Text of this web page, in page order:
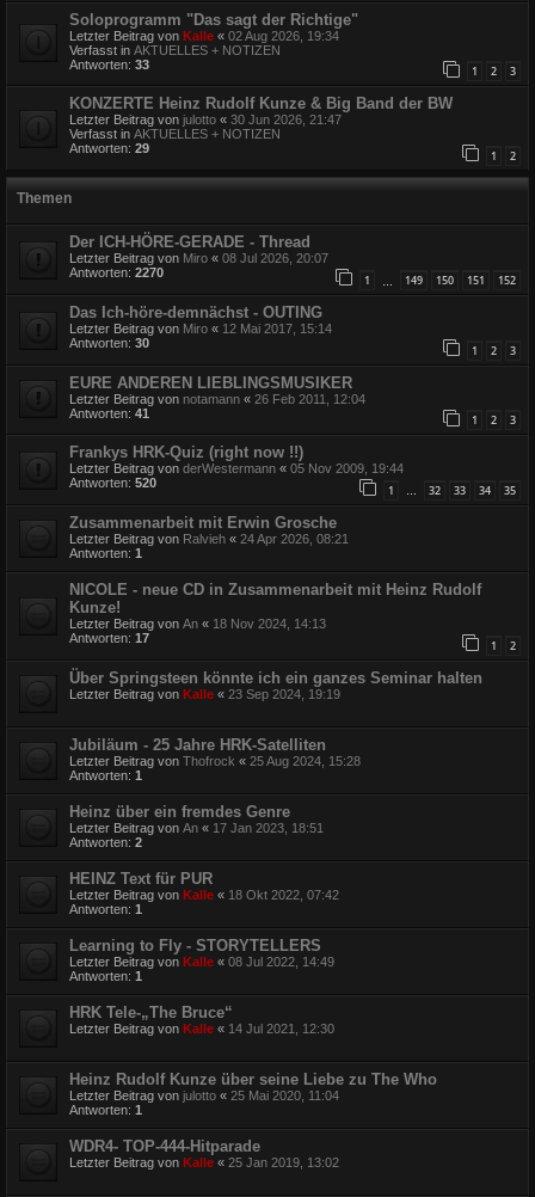
Soloprogramm "Das sagt der Richtige"
Letzter Beitrag von Kalle « 02 Aug 2026, 19:34
Verfasst in AKTUELLES + NOTIZEN
Antworten: 33 1 2 3
KONZERTE Heinz Rudolf Kunze & Big Band der BW
Letzter Beitrag von julotto « 30 Jun 2026, 21:47
Verfasst in AKTUELLES + NOTIZEN
Antworten: 29 1 2
Themen
Der ICH-HÖRE-GERADE - Thread
Letzter Beitrag von Miro « 08 Jul 2026, 20:07
Antworten: 2270 1 149 150 151 152
Das Ich-höre-demnächst - OUTING
Letzter Beitrag von Miro « 12 Mai 2017, 15:14
Antworten: 30 1 2 3
EURE ANDEREN LIEBLINGSMUSIKER
Letzter Beitrag von notamann « 26 Feb 2011, 12:04
Antworten: 41 1 2 3
Frankys HRK-Quiz (right now !!)
Letzter Beitrag von derWestermann « 05 Nov 2009, 19:44
Antworten: 520 1 … 32 33 34 35
Zusammenarbeit mit Erwin Grosche
Letzter Beitrag von Ralvieh « 24 Apr 2026, 08:21
Antworten: 1
NICOLE - neue CD in Zusammenarbeit mit Heinz Rudolf
Kunze!
Letzter Beitrag von An « 18 Nov 2024, 14:13
Antworten: 17 1 2
Über Springsteen könnte ich ein ganzes Seminar halten
Letzter Beitrag von Kalle « 23 Sep 2024, 19:19
Jubiläum - 25 Jahre HRK-Satelliten
Letzter Beitrag von Thofrock « 25 Aug 2024, 15:28
Antworten: 1
Heinz über ein fremdes Genre
Letzter Beitrag von An « 17 Jan 2023, 18:51
Antworten: 2
HEINZ Text für PUR
Letzter Beitrag von Kalle « 18 Okt 2022, 07:42
Antworten: 1
Learning to Fly - STORYTELLERS
Letzter Beitrag von Kalle « 08 Jul 2022, 14:49
Antworten: 1
HRK Tele-„The Bruce“
Letzter Beitrag von Kalle « 14 Jul 2021, 12:30
Heinz Rudolf Kunze über seine Liebe zu The Who
Letzter Beitrag von julotto « 25 Mai 2020, 11:04
Antworten: 1
WDR4- TOP-444-Hitparade
Letzter Beitrag von Kalle « 25 Jan 2019, 13:02